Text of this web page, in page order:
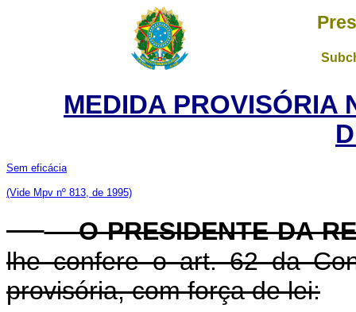
MEDIDA PROVISÓRIA
Sem eficácia
(Vide Mpv nº 813, de 1995)
O PRESIDENTE DA
lhe confere o art. 62 da
provisória, com força de lei: